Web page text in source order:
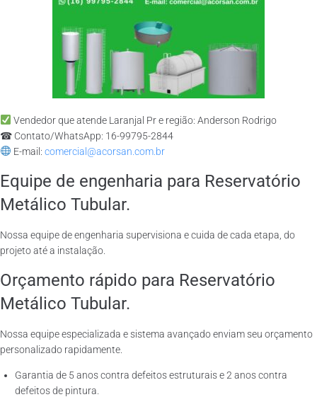
Vendedor que atende Laranjal Pr e região: Anderson Rodrigo
☎ Contato/WhatsApp: 16-99795-2844
E-mail: comercial@acorsan.com.br
Equipe de engenharia para Reservatório
Metálico Tubular.
Nossa equipe de engenharia supervisiona e cuida de cada etapa, do
projeto até a instalação.
Orçamento rápido para Reservatório
Metálico Tubular.
Nossa equipe especializada e sistema avançado enviam seu orçamento
personalizado rapidamente.
Garantia de 5 anos contra defeitos estruturais e 2 anos contra
defeitos de pintura.